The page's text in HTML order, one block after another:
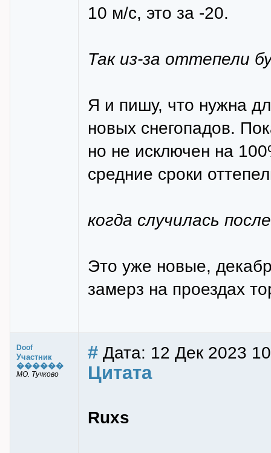
10 м/с, это за -20.
Так из-за оттепели
Я и пишу, что нужна
новых снегопадов.
но не исключен на
средние сроки
когда случилась
Это уже новые,
замерз на проездах
Doof
Участник
������
МО. Тучково
# Дата: 12 Дек 2023
Цитата
Ruxs